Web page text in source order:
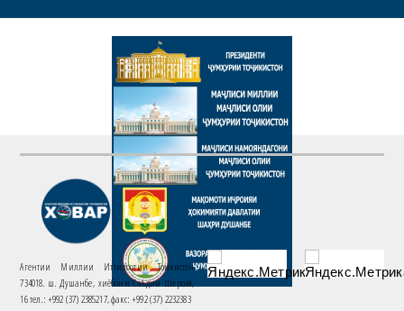
Агентии Миллии Иттилоотии Тоҷикистон
734018. ш. Душанбе, хиёбони Саъдии Шерозӣ,
16 тел.: +992 (37) 2385217, факс: +992 (37) 2232383